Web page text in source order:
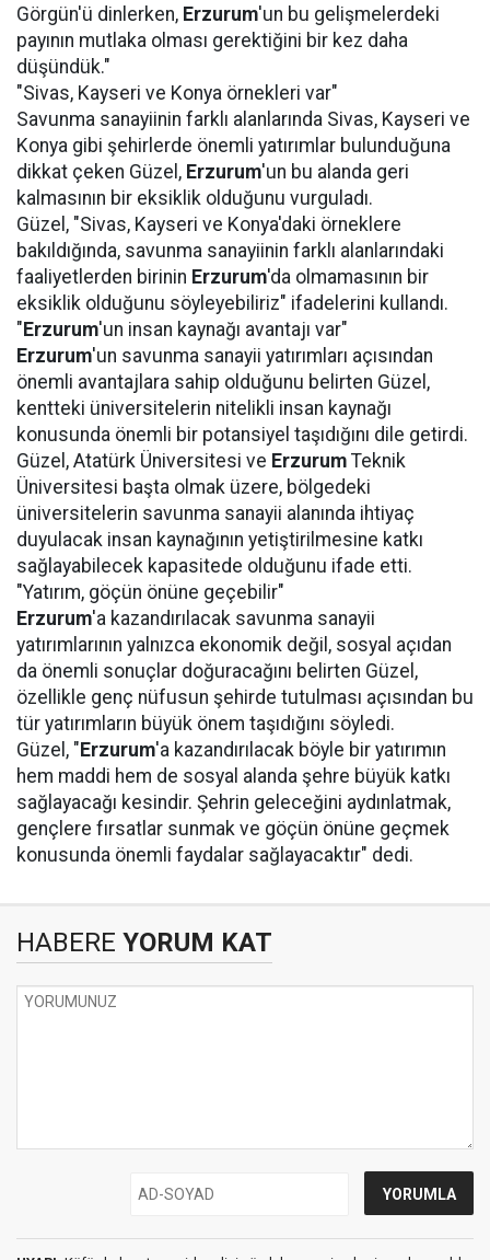
Görgün'ü dinlerken, Erzurum'un bu gelişmelerdeki
payının mutlaka olması gerektiğini bir kez daha
düşündük."
"Sivas, Kayseri ve Konya örnekleri var"
Savunma sanayiinin farklı alanlarında Sivas, Kayseri ve
Konya gibi şehirlerde önemli yatırımlar bulunduğuna
dikkat çeken Güzel, Erzurum'un bu alanda geri
kalmasının bir eksiklik olduğunu vurguladı.
Güzel, "Sivas, Kayseri ve Konya'daki örneklere
bakıldığında, savunma sanayiinin farklı alanlarındaki
faaliyetlerden birinin Erzurum'da olmamasının bir
eksiklik olduğunu söyleyebiliriz" ifadelerini kullandı.
" Erzurum'un insan kaynağı avantajı var"
Erzurum'un savunma sanayii yatırımları açısından
önemli avantajlara sahip olduğunu belirten Güzel,
kentteki üniversitelerin nitelikli insan kaynağı
konusunda önemli bir potansiyel taşıdığını dile getirdi.
Güzel, Atatürk Üniversitesi ve Erzurum Teknik
Üniversitesi başta olmak üzere, bölgedeki
üniversitelerin savunma sanayii alanında ihtiyaç
duyulacak insan kaynağının yetiştirilmesine katkı
sağlayabilecek kapasitede olduğunu ifade etti.
"Yatırım, göçün önüne geçebilir"
Erzurum'a kazandırılacak savunma sanayii
yatırımlarının yalnızca ekonomik değil, sosyal açıdan
da önemli sonuçlar doğuracağını belirten Güzel,
özellikle genç nüfusun şehirde tutulması açısından bu
tür yatırımların büyük önem taşıdığını söyledi.
Güzel, " Erzurum'a kazandırılacak böyle bir yatırımın
hem maddi hem de sosyal alanda şehre büyük katkı
sağlayacağı kesindir. Şehrin geleceğini aydınlatmak,
gençlere fırsatlar sunmak ve göçün önüne geçmek
konusunda önemli faydalar sağlayacaktır" dedi.
HABERE YORUM KAT